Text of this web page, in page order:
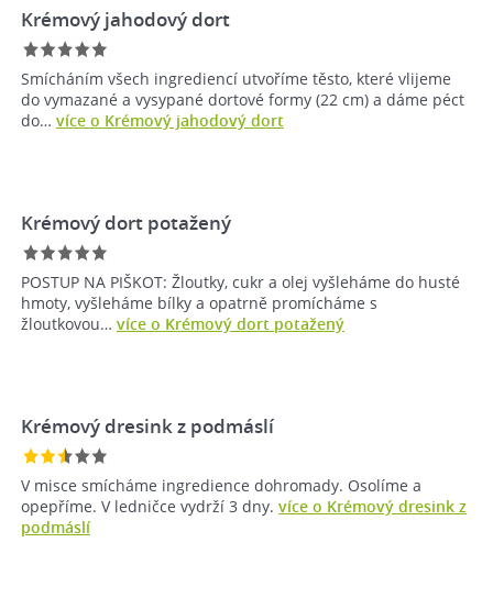
Krémový jahodový dort
Smícháním všech ingrediencí utvoříme těsto, které vlijeme
do vymazané a vysypané dortové formy (22 cm) a dáme péct
do… více o Krémový jahodový dort
Krémový dort potažený
POSTUP NA PIŠKOT: Žloutky, cukr a olej vyšleháme do husté
hmoty, vyšleháme bílky a opatrně promícháme s
žloutkovou… více o Krémový dort potažený
Krémový dresink z podmáslí
V misce smícháme ingredience dohromady. Osolíme a
opepříme. V ledničce vydrží 3 dny. více o Krémový dresink z
podmáslí